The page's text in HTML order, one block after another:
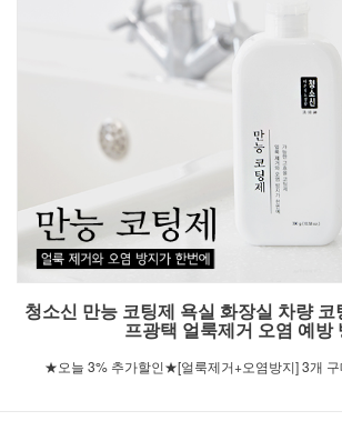
청소신 만능 코팅제 욕실 화장실 차량
프광택 얼룩제거 오염 예방
★오늘 3% 추가할인★[얼룩제거+오염방지] 3개 구